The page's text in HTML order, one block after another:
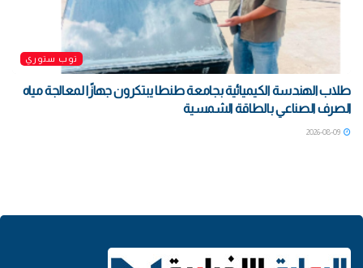
توب ستوري
طلاب الهندسة الكيميائية بجامعة طنطا يبتكرون جهازًا لمعالجة مياه
الصرف الصناعي بالطاقة الشمسية